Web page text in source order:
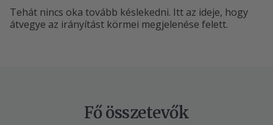
Tehát nincs oka tovább késlekedni. Itt az ideje, hogy
átvegye az irányítást körmei megjelenése felett.
Fő összetevők